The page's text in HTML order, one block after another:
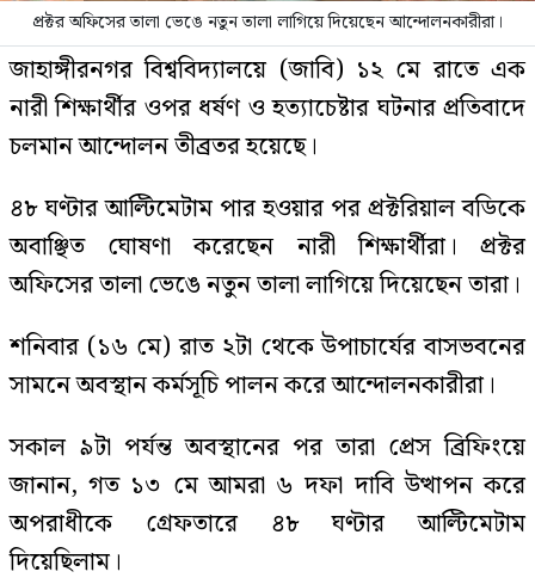
প্রক্টর অফিসের তালা ভেঙে নতুন তালা লাগিয়ে দিয়েছেন আন্দোলনকারীরা।
জাহাঙ্গীরনগর বিশ্ববিদ্যালয়ে (জাবি) ১২ মে রাতে এক
নারী শিক্ষার্থীর ওপর ধর্ষণ ও হত্যাচেষ্টার ঘটনার প্রতিবাদে
চলমান আন্দোলন তীব্রতর হয়েছে।
৪৮ ঘণ্টার আল্টিমেটাম পার হওয়ার পর প্রক্টরিয়াল বডিকে
অবাঞ্ছিত ঘোষণা করেছেন নারী শিক্ষার্থীরা। প্রক্টর
অফিসের তালা ভেঙে নতুন তালা লাগিয়ে দিয়েছেন তারা।
শনিবার (১৬ মে) রাত ২টা থেকে উপাচার্যের বাসভবনের
সামনে অবস্থান কর্মসূচি পালন করে আন্দোলনকারীরা।
সকাল ৯টা পর্যন্ত অবস্থানের পর তারা প্রেস ব্রিফিংয়ে
জানান, গত ১৩ মে আমরা ৬ দফা দাবি উত্থাপন করে
অপরাধীকে গ্রেফতারে ৪৮ ঘণ্টার আল্টিমেটাম
দিয়েছিলাম।